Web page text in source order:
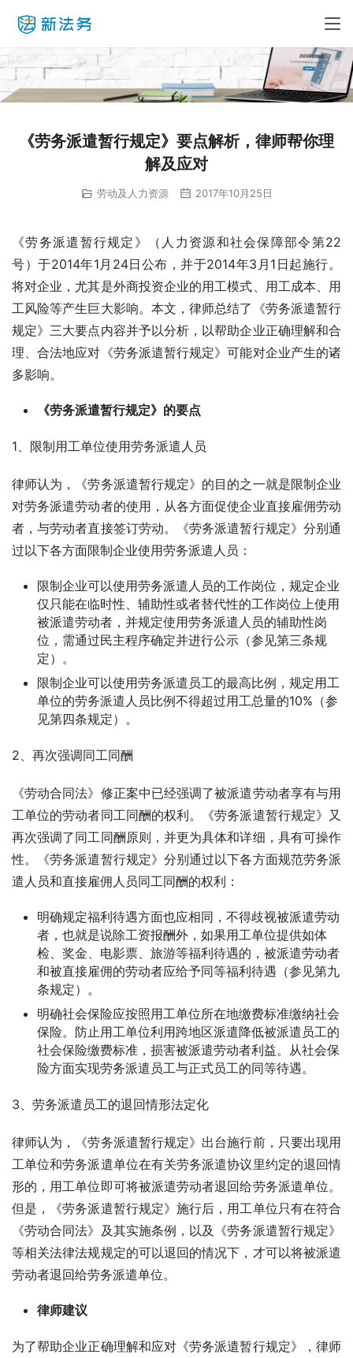
《劳务派遣暂行规定》要点解析，律师帮你理
解及应对
劳动及人力资源 2017年10月25日
《劳务派遣暂行规定》（人力资源和社会保障部令第22
号）于2014年1月24日公布，并于2014年3月1日起施行。
将对企业，尤其是外商投资企业的用工模式、用工成本、用
工风险等产生巨大影响。本文，律师总结了《劳务派遣暂行
规定》三大要点内容并予以分析，以帮助企业正确理解和合
理、合法地应对《劳务派遣暂行规定》可能对企业产生的诸
多影响。
《劳务派遣暂行规定》的要点
1、限制用工单位使用劳务派遣人员
律师认为，《劳务派遣暂行规定》的目的之一就是限制企业
对劳务派遣劳动者的使用，从各方面促使企业直接雇佣劳动
者，与劳动者直接签订劳动。《劳务派遣暂行规定》分别通
过以下各方面限制企业使用劳务派遣人员：
限制企业可以使用劳务派遣人员的工作岗位，规定企业
仅只能在临时性、辅助性或者替代性的工作岗位上使用
被派遣劳动者，并规定使用劳务派遣人员的辅助性岗
位，需通过民主程序确定并进行公示（参见第三条规
定）。
限制企业可以使用劳务派遣员工的最高比例，规定用工
单位的劳务派遣人员比例不得超过用工总量的10%（参
见第四条规定）。
2、再次强调同工同酬
《劳动合同法》修正案中已经强调了被派遣劳动者享有与用
工单位的劳动者同工同酬的权利。《劳务派遣暂行规定》又
再次强调了同工同酬原则，并更为具体和详细，具有可操作
性。《劳务派遣暂行规定》分别通过以下各方面规范劳务派
遣人员和直接雇佣人员同工同酬的权利：
明确规定福利待遇方面也应相同，不得歧视被派遣劳动
者，也就是说除工资报酬外，如果用工单位提供如体
检、奖金、电影票、旅游等福利待遇的，被派遣劳动者
和被直接雇佣的劳动者应给予同等福利待遇（参见第九
条规定）。
明确社会保险应按照用工单位所在地缴费标准缴纳社会
保险。防止用工单位利用跨地区派遣降低被派遣员工的
社会保险缴费标准，损害被派遣劳动者利益。从社会保
险方面实现劳务派遣员工与正式员工的同等待遇。
3、劳务派遣员工的退回情形法定化
律师认为，《劳务派遣暂行规定》出台施行前，只要出现用
工单位和劳务派遣单位在有关劳务派遣协议里约定的退回情
形的，用工单位即可将被派遣劳动者退回给劳务派遣单位。
但是，《劳务派遣暂行规定》施行后，用工单位只有在符合
《劳动合同法》及其实施条例，以及《劳务派遣暂行规定》
等相关法律法规规定的可以退回的情况下，才可以将被派遣
劳动者退回给劳务派遣单位。
律师建议
为了帮助企业正确理解和应对《劳务派遣暂行规定》，律师